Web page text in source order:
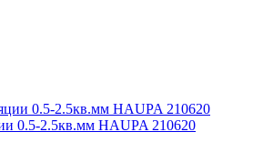
0.5-2.5кв.мм HAUPA 210620